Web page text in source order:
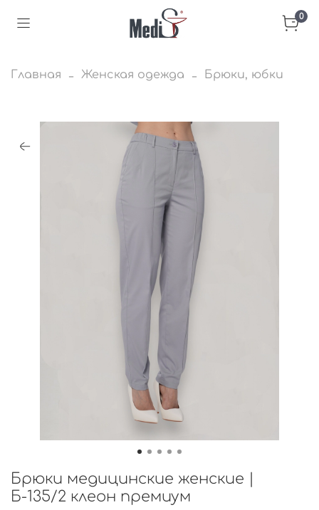
0
Главная Женская одежда Брюки, юбки
Брюки медицинские женские |
Б-135/2 клеон премиум